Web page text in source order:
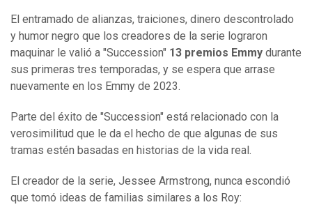
El entramado de alianzas, traiciones, dinero descontrolado
y humor negro que los creadores de la serie lograron
maquinar le valió a "Succession" 13 premios Emmy durante
sus primeras tres temporadas, y se espera que arrase
nuevamente en los Emmy de 2023.
Parte del éxito de "Succession" está relacionado con la
verosimilitud que le da el hecho de que algunas de sus
tramas estén basadas en historias de la vida real.
El creador de la serie, Jessee Armstrong, nunca escondió
que tomó ideas de familias similares a los Roy: